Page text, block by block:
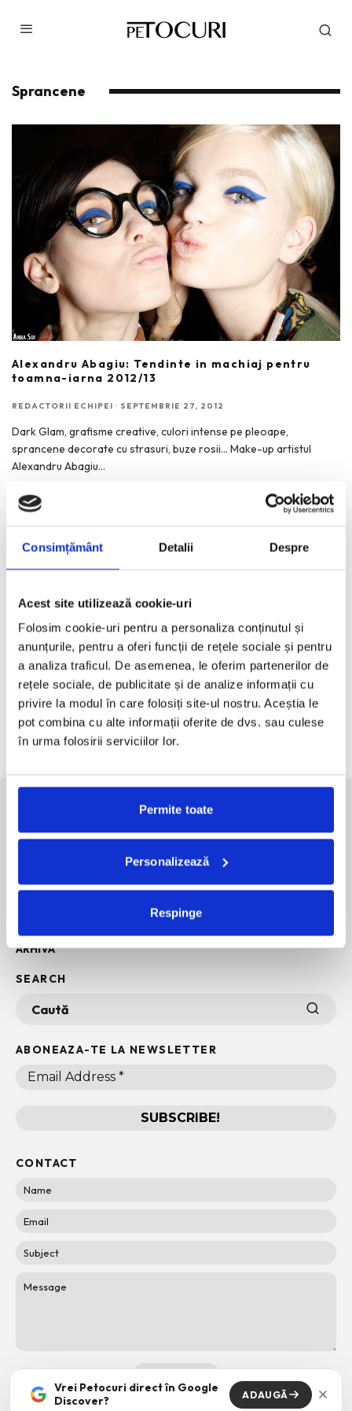
Consimțământ Detalii Despre
Acest site utilizează cookie-uri
Folosim cookie-uri pentru a personaliza conținutul și
anunțurile, pentru a oferi funcții de rețele sociale și pentru
a analiza traficul. De asemenea, le oferim partenerilor de
rețele sociale, de publicitate și de analize informații cu
privire la modul în care folosiți site-ul nostru. Aceștia le
pot combina cu alte informații oferite de dvs. sau culese
în urma folosirii serviciilor lor.
Permite toate
Personalizează
Respinge
Sprancene
Alexandru Abagiu: Tendinte in machiaj pentru
toamna-iarna 2012/13
REDACTORII ECHIPEI · SEPTEMBRIE 27, 2012
Dark Glam, grafisme creative, culori intense pe pleoape,
sprancene decorate cu strasuri, buze rosii… Make-up artistul
Alexandru Abagiu...
Bucurestiul pe harta globala a Mercedes-Benz
Funda, element cheie in designul rochiilor de ocazie
KAWS: Art & Comix la Albertina Modern – cand benzile
desenate intra in muzeu
The Outsider. Andreea Macri. 13 ani de fotografie de moda
intr-o expozitie.
60 de ani de Pepsi, celebrati printr-o expozitie-eveniment
POLITICA DE CONFIDENTIALITATE
INFO + TERMENI SI CONDITII
ARHIVA
SEARCH
ABONEAZA-TE LA NEWSLETTER
CONTACT
Vrei Petocuri direct în Google
Discover?
ADAUGĂ